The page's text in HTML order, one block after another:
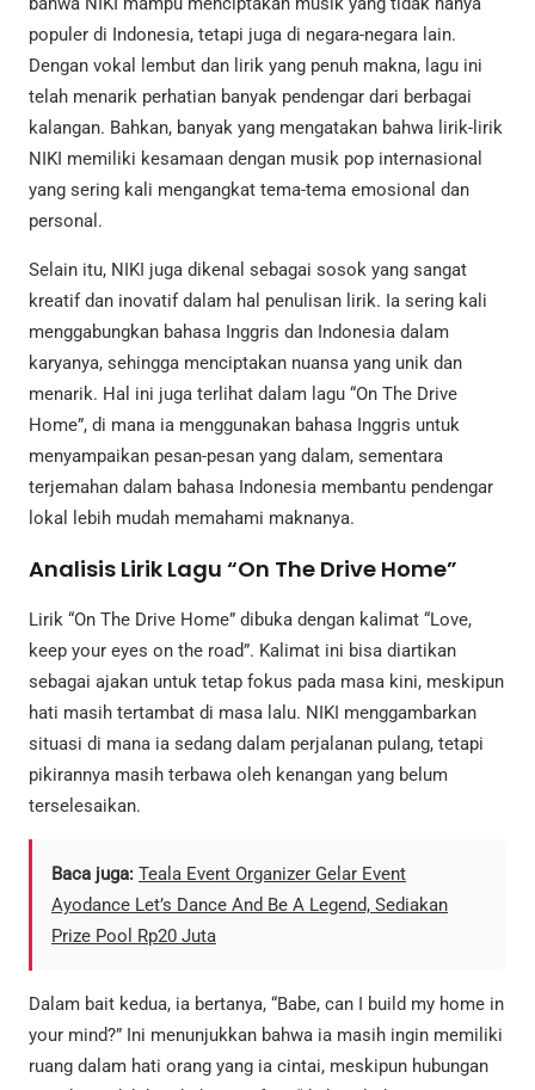
populer di Indonesia, tetapi juga di negara-negara lain.
Dengan vokal lembut dan lirik yang penuh makna, lagu ini
telah menarik perhatian banyak pendengar dari berbagai
kalangan. Bahkan, banyak yang mengatakan bahwa lirik-lirik
NIKI memiliki kesamaan dengan musik pop internasional
yang sering kali mengangkat tema-tema emosional dan
personal.
Selain itu, NIKI juga dikenal sebagai sosok yang sangat
kreatif dan inovatif dalam hal penulisan lirik. Ia sering kali
menggabungkan bahasa Inggris dan Indonesia dalam
karyanya, sehingga menciptakan nuansa yang unik dan
menarik. Hal ini juga terlihat dalam lagu “On The Drive
Home”, di mana ia menggunakan bahasa Inggris untuk
menyampaikan pesan-pesan yang dalam, sementara
terjemahan dalam bahasa Indonesia membantu pendengar
lokal lebih mudah memahami maknanya.
Analisis Lirik Lagu “On The Drive Home”
Lirik “On The Drive Home” dibuka dengan kalimat “Love,
keep your eyes on the road”. Kalimat ini bisa diartikan
sebagai ajakan untuk tetap fokus pada masa kini, meskipun
hati masih tertambat di masa lalu. NIKI menggambarkan
situasi di mana ia sedang dalam perjalanan pulang, tetapi
pikirannya masih terbawa oleh kenangan yang belum
terselesaikan.
Baca juga: Teala Event Organizer Gelar Event
Ayodance Let’s Dance And Be A Legend, Sediakan
Prize Pool Rp20 Juta
Dalam bait kedua, ia bertanya, “Babe, can I build my home in
your mind?” Ini menunjukkan bahwa ia masih ingin memiliki
ruang dalam hati orang yang ia cintai, meskipun hubungan